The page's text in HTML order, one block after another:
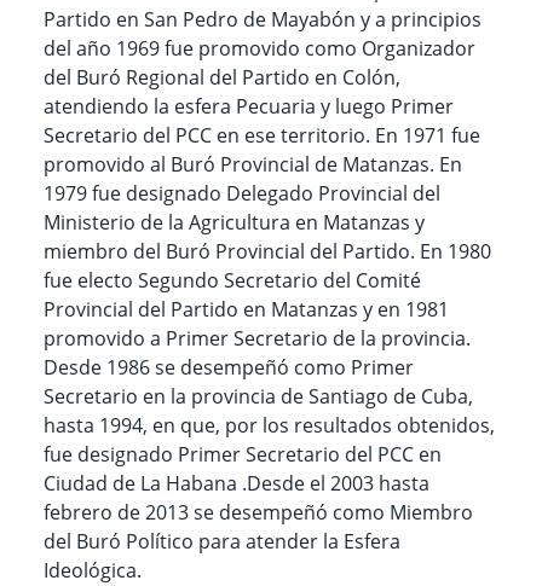
Partido en San Pedro de Mayabón y a principios
del año 1969 fue promovido como Organizador
del Buró Regional del Partido en Colón,
atendiendo la esfera Pecuaria y luego Primer
Secretario del PCC en ese territorio. En 1971 fue
promovido al Buró Provincial de Matanzas. En
1979 fue designado Delegado Provincial del
Ministerio de la Agricultura en Matanzas y
miembro del Buró Provincial del Partido. En 1980
fue electo Segundo Secretario del Comité
Provincial del Partido en Matanzas y en 1981
promovido a Primer Secretario de la provincia.
Desde 1986 se desempeñó como Primer
Secretario en la provincia de Santiago de Cuba,
hasta 1994, en que, por los resultados obtenidos,
fue designado Primer Secretario del PCC en
Ciudad de La Habana .Desde el 2003 hasta
febrero de 2013 se desempeñó como Miembro
del Buró Político para atender la Esfera
Ideológica.